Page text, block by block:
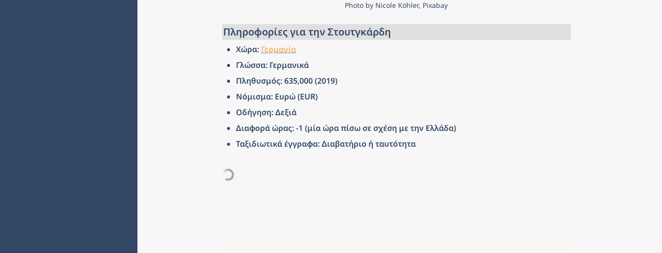
Photo by Nicole Köhler, Pixabay
Πληροφορίες για την Στουτγκάρδη
Χώρα: Γερμανία
Γλώσσα: Γερμανικά
Πληθυσμός: 635,000 (2019)
Νόμισμα: Ευρώ (EUR)
Οδήγηση: Δεξιά
Διαφορά ώρας: -1 (μία ώρα πίσω σε σχέση με την Ελλάδα)
Ταξιδιωτικά έγγραφα: Διαβατήριο ή ταυτότητα